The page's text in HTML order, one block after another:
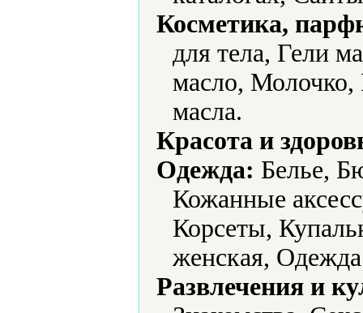
Косметика,
для тела, Гели
масло,
масла.
Красота и
Одежда: Белье,
Кожанные
Корсеты,
женская,
Развлечения и